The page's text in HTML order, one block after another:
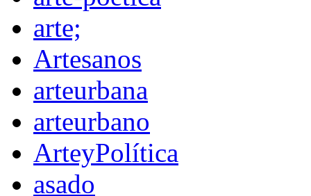
arte;
Artesanos
arteurbana
arteurbano
ArteyPolítica
asado